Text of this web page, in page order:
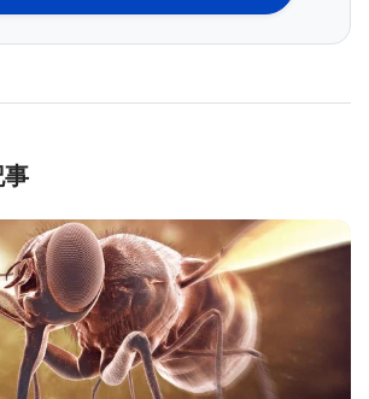
っているのではないかと考えられ
互に作用し合い、一つのコミュニ
る、その仕方が人体の免疫系に影
している。
たProfessor Zieglerは、「食餌、
娩方法などいくつかの外的要因
事
BIOMARKET JP